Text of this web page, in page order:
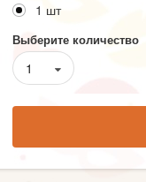
1 шт
Выберите количество
1